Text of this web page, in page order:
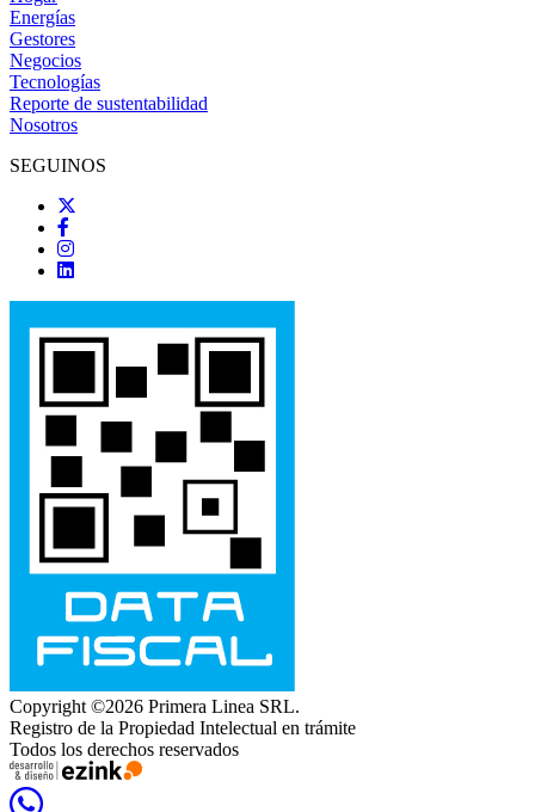
Energías
Gestores
Negocios
Tecnologías
Reporte de sustentabilidad
Nosotros
SEGUINOS
Copyright ©2026 Primera Linea SRL.
Registro de la Propiedad Intelectual en trámite
Todos los derechos reservados